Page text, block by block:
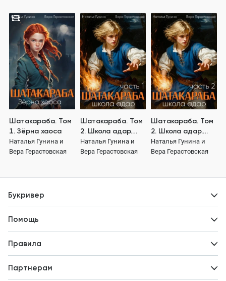
Шатакараба. Том
1. Зёрна хаоса
Наталья Гунина и
Вера Герастовская
Шатакараба. Том
2. Школа адар.
Часть 1
Наталья Гунина и
Вера Герастовская
Шатакараба. Том
2. Школа адар.
Часть 2
Наталья Гунина и
Вера Герастовская
Букривер
Новости
Помощь
Правила
Партнерам